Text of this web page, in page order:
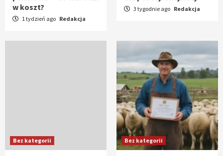
w koszt?
1 tydzień ago Redakcja
3 tygodnie ago Redakcja
Bez kategorii Bez kategorii